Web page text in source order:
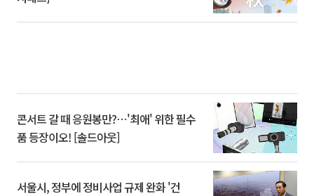
콘서트 갈 때 응원봉만?⋯'최애' 위한 필수
품 등장이오! [솔드아웃]
서울시, 정부에 정비사업 규제 완화 '건